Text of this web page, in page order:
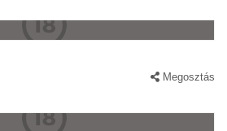
Megosztás